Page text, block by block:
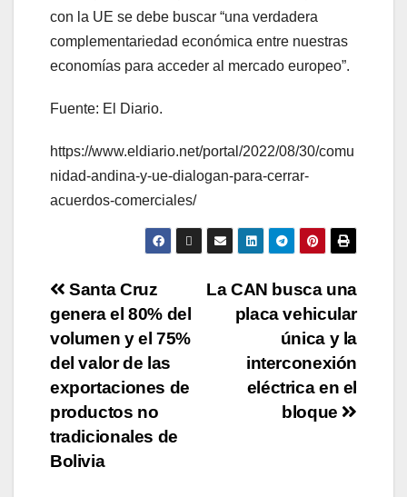
con la UE se debe buscar “una verdadera
complementariedad económica entre nuestras
economías para acceder al mercado europeo”.
Fuente: El Diario.
https://www.eldiario.net/portal/2022/08/30/comu
nidad-andina-y-ue-dialogan-para-cerrar-
acuerdos-comerciales/
La CAN busca una
placa vehicular
única y la
interconexión
eléctrica en el
bloque
Santa Cruz
genera el 80% del
volumen y el 75%
del valor de las
exportaciones de
productos no
tradicionales de
Bolivia